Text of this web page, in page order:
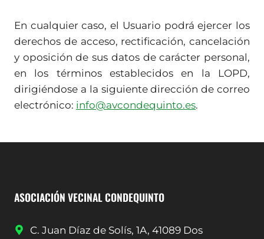
En cualquier caso, el Usuario podrá ejercer los
derechos de acceso, rectificación, cancelación
y oposición de sus datos de carácter personal,
en los términos establecidos en la LOPD,
dirigiéndose a la siguiente dirección de correo
electrónico: info@avcondequinto.es.
ASOCIACIÓN VECINAL CONDEQUINTO
C. Juan Díaz de Solís, 1A, 41089 Dos